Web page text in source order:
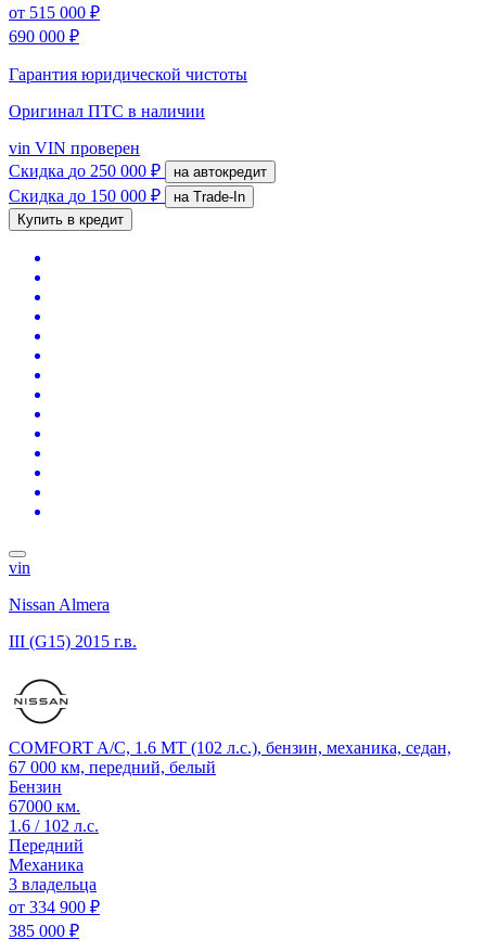
от 515 000 ₽
690 000 ₽
Гарантия юридической чистоты
Оригинал ПТС в наличии
vin VIN проверен
Скидка до 250 000 ₽ на автокредит
Скидка до 150 000 ₽
на Trade-In
Купить в кредит
vin
Nissan Almera
III (G15) 2015 г.в.
COMFORT A/C, 1.6 MT (102 л.с.), бензин, механика, седан,
67 000 км, передний, белый
Бензин
67000 км.
1.6 / 102 л.с.
Передний
Механика
3 владельца
от 334 900 ₽
385 000 ₽